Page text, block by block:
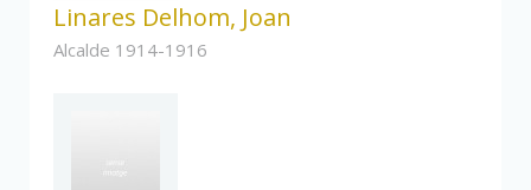
Linares Delhom, Joan
Alcalde 1914-1916